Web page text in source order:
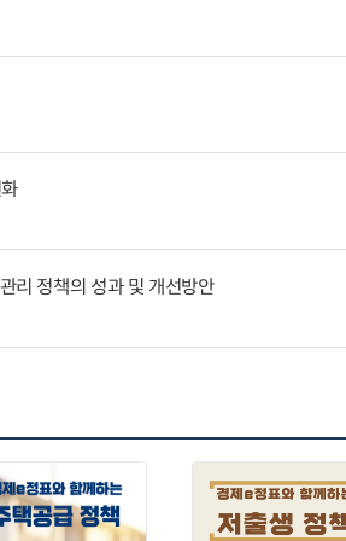
리 정책의 성과 및 개선방안